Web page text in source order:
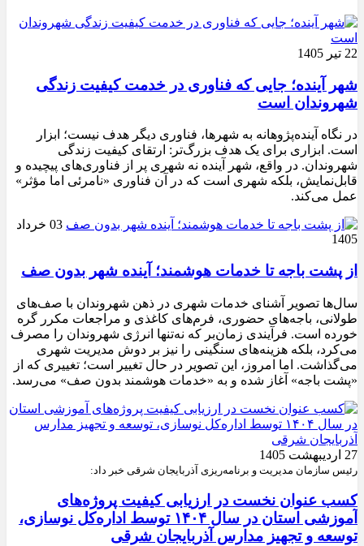
22 تیر 1405
شهر آینده؛ جایی که فناوری در خدمت کیفیت زندگی
شهروندان است
در نگاه آینده‌پژوهانه به شهرها، فناوری دیگر هدف نیست؛ ابزار
است. ابزاری برای یک هدف بزرگ‌تر: ارتقای کیفیت زندگی
شهروندان. در واقع، شهر آینده نه شهری پر از فناوری‌های پیچیده و
قابل‌نمایش، بلکه شهری است که در آن فناوری «نامرئی اما مؤثر»
عمل می‌کند.
03 خرداد
1405
از پشت باجه تا خدمات هوشمند؛ آینده شهر بدون صف
سال‌ها تصویر آشنای خدمات شهری در ذهن شهروندان با صف‌های
طولانی، باجه‌های حضوری، فرم‌های کاغذی و مراجعات مکرر گره
خورده است. فرآیندی زمان‌بر که نه‌تنها انرژی شهروندان را مصرف
می‌کرد، بلکه هزینه‌های سنگینی را نیز بر دوش مدیریت شهری
می‌گذاشت. اما امروز، این تصویر در حال تغییر است؛ تغییری که از
«پشت باجه» آغاز شده و به «خدمات هوشمند بدون صف» می‌رسد.
27 اردیبهشت 1405
رئیس سازمان مدیریت و برنامه‌ریزی آذربایجان شرقی خبر داد:
کسب عنوان نخست در ارزیابی کیفیت پروژه‌های
آموزشی استان در سال ۱۴۰۴ توسط اداره‌کل نوسازی،
توسعه و تجهیز مدارس آذربایجان شرقی